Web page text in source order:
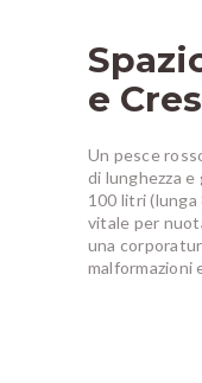
e
Un pesce
di lunghezza e
100 litri (lunga
vitale per
una
malformazioni